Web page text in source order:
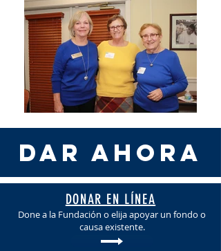
DAR AHORA
DONAR EN LÍNEA
Done a la Fundación o elija apoyar un fondo o
causa existente.